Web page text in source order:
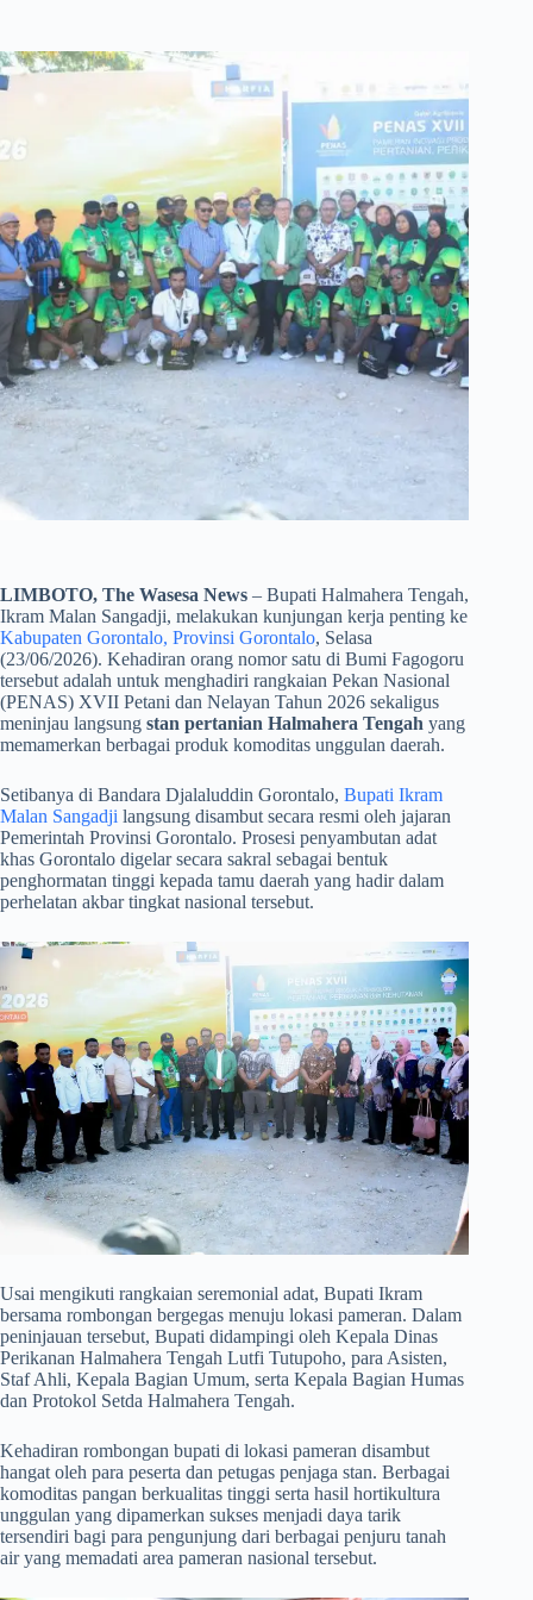
LIMBOTO, The Wasesa News – Bupati Halmahera Tengah,
Ikram Malan Sangadji, melakukan kunjungan kerja penting ke
Kabupaten Gorontalo, Provinsi Gorontalo, Selasa
(23/06/2026). Kehadiran orang nomor satu di Bumi Fagogoru
tersebut adalah untuk menghadiri rangkaian Pekan Nasional
(PENAS) XVII Petani dan Nelayan Tahun 2026 sekaligus
meninjau langsung stan pertanian Halmahera Tengah yang
memamerkan berbagai produk komoditas unggulan daerah.
​Setibanya di Bandara Djalaluddin Gorontalo, Bupati Ikram
Malan Sangadji langsung disambut secara resmi oleh jajaran
Pemerintah Provinsi Gorontalo. Prosesi penyambutan adat
khas Gorontalo digelar secara sakral sebagai bentuk
penghormatan tinggi kepada tamu daerah yang hadir dalam
perhelatan akbar tingkat nasional tersebut.
​Usai mengikuti rangkaian seremonial adat, Bupati Ikram
bersama rombongan bergegas menuju lokasi pameran. Dalam
peninjauan tersebut, Bupati didampingi oleh Kepala Dinas
Perikanan Halmahera Tengah Lutfi Tutupoho, para Asisten,
Staf Ahli, Kepala Bagian Umum, serta Kepala Bagian Humas
dan Protokol Setda Halmahera Tengah.
​Kehadiran rombongan bupati di lokasi pameran disambut
hangat oleh para peserta dan petugas penjaga stan. Berbagai
komoditas pangan berkualitas tinggi serta hasil hortikultura
unggulan yang dipamerkan sukses menjadi daya tarik
tersendiri bagi para pengunjung dari berbagai penjuru tanah
air yang memadati area pameran nasional tersebut.